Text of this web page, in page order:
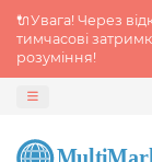
🔌Увага! Через
тимчасові
розуміння!